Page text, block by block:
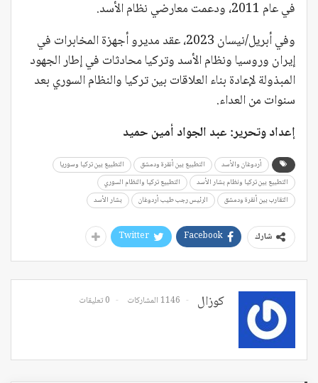
في عام 2011، ودعمت معارضي نظام الأسد.
وفي أبريل/نيسان 2023، عقد مديرو أجهزة المخابرات في
إيران وروسيا ونظام الأسد وتركيا محادثات في إطار الجهود
المبذولة لإعادة بناء العلاقات بين تركيا والنظام السوري بعد
سنوات من العداء.
إعداد وتحرير: عبد الجواد أمين حميد
أردوغان والأسد التطبيع بين أنقرة ودمشق
التطبيع بين تركيا وسوريا
التطبيع بين تركيا ونظام بشار الأسد
التطبيع تركيا والنظام السوري
التقارب بين أنقرة ودمشق
الرئيس رجب طيب أردوغان بشار الأسد
شارك Facebook
Twitter
كوزال 1146 المشاركات 0 تعليقات